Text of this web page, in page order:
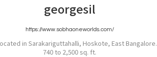
georgesil
https://www.sobhaoneworlds.com/
in Sarakariguttahalli, Hoskote, East
740 to 2,500 sq. ft.